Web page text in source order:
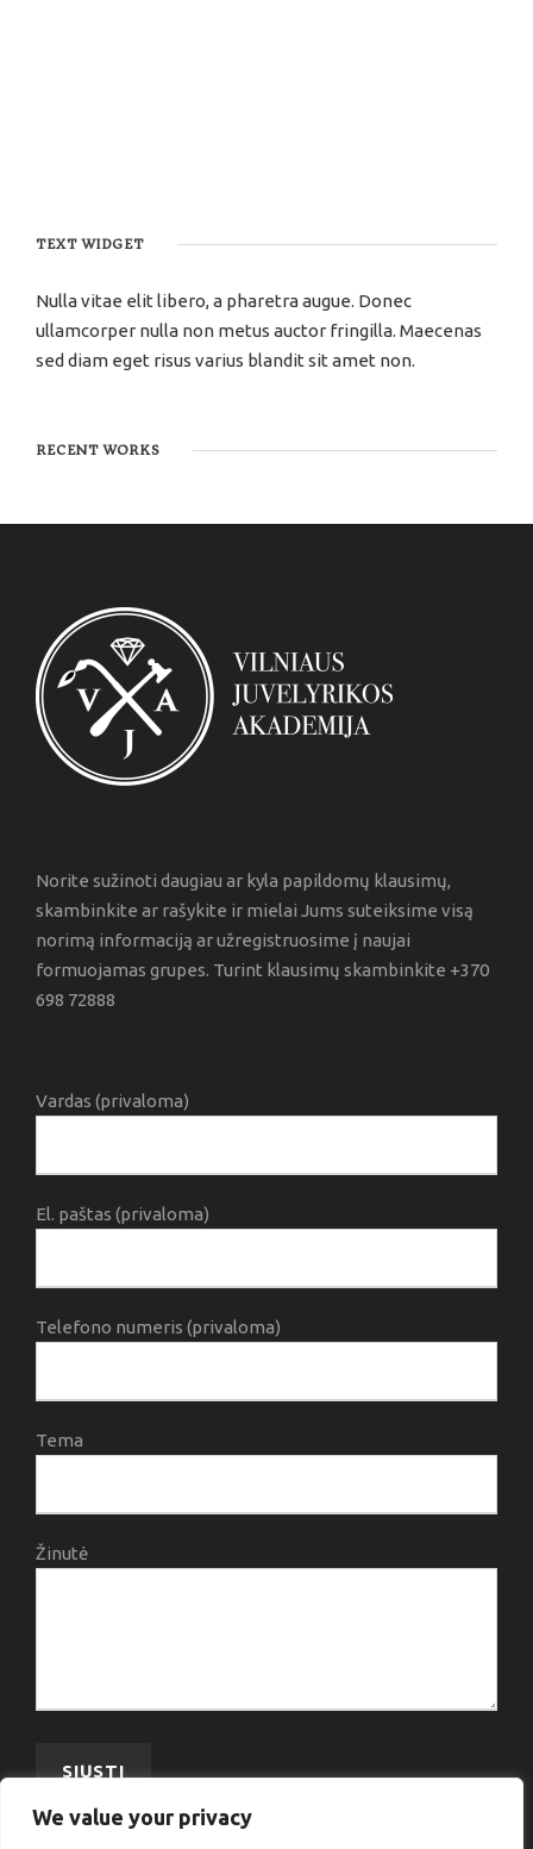
We value your privacy
TEXT WIDGET
Nulla vitae elit libero, a pharetra augue. Donec
ullamcorper nulla non metus auctor fringilla. Maecenas
sed diam eget risus varius blandit sit amet non.
RECENT WORKS
Norite sužinoti daugiau ar kyla papildomų klausimų,
skambinkite ar rašykite ir mielai Jums suteiksime visą
norimą informaciją ar užregistruosime į naujai
formuojamas grupes. Turint klausimų skambinkite +370
698 72888
Vardas (privaloma)
El. paštas (privaloma)
Telefono numeris (privaloma)
Tema
Žinutė